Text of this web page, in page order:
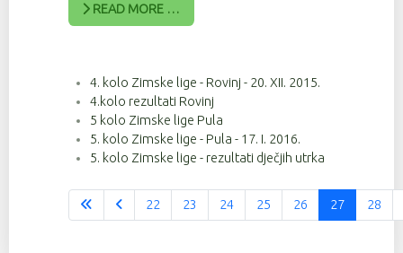
READ MORE …
4. kolo Zimske lige - Rovinj - 20. XII. 2015.
4.kolo rezultati Rovinj
5 kolo Zimske lige Pula
5. kolo Zimske lige - Pula - 17. I. 2016.
5. kolo Zimske lige - rezultati dječjih utrka
Stranica 27 od 37
22 23 24 25 26 27 28